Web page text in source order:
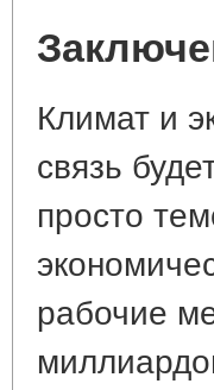
Климат и
связь
просто
рабочие